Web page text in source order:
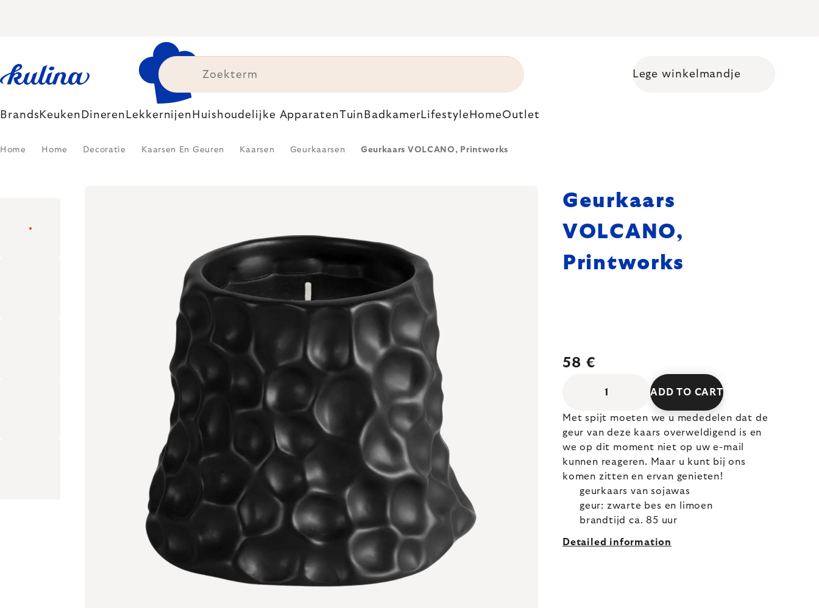
Shopping cart
Lege winkelmandje
Brands Keuken Dineren Lekkernijen Huishoudelijke ApparatenTuin BadkamerLifestyle HomeOutlet
Home Home Decoratie Kaarsen En Geuren Kaarsen Geurkaarsen Geurkaars VOLCANO, Printworks
Geurkaars
VOLCANO,
Printworks
58 €
ADD TO CART
Met spijt moeten we u mededelen dat de
geur van deze kaars overweldigend is en
we op dit moment niet op uw e-mail
kunnen reageren. Maar u kunt bij ons
komen zitten en ervan genieten!
geurkaars van sojawas
geur: zwarte bes en limoen
brandtijd ca. 85 uur
Detailed information